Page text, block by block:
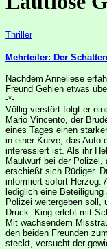
Thriller
Mehrteiler: Der
Nachdem Anneliese
Freund Gehlen etwas
-*-
Völlig verstört folgt er
Mario Vincento, der
eines Tages einen
in einer Kurve; das Auto
interessiert ist. Als ihr
Maulwurf bei der
erschießt sich Rüdiger.
informiert sofort Herzog.
lediglich eine
Polizei weitergeben soll,
Druck. King erlebt mit
Mit wachsendem
den beiden Freunden
steckt, versucht der